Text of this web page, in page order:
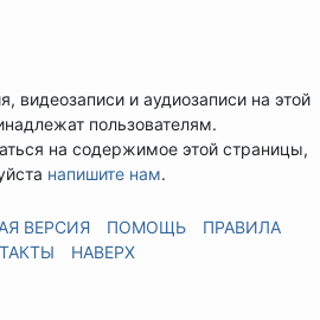
видеозаписи и аудиозаписи на этой
пользователям.
на содержимое этой страницы,
напишите нам.
ВЕРСИЯ ПОМОЩЬ
ПРАВИЛА
НАВЕРХ